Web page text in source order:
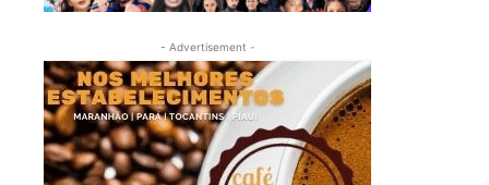
- Advertisement -